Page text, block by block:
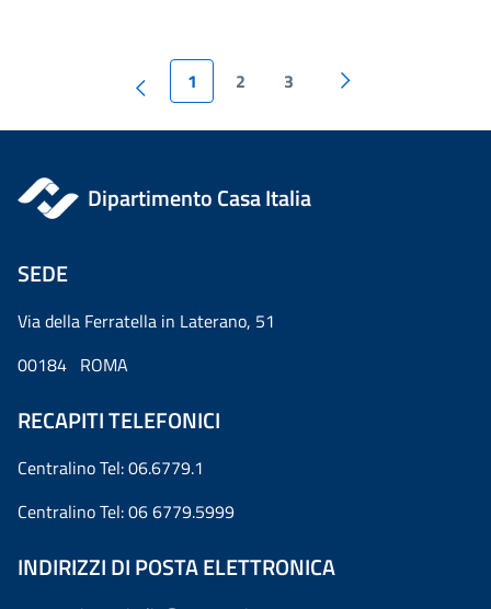
1 2 3
Dipartimento Casa Italia
SEDE
Via della Ferratella in Laterano, 51
00184 ROMA
RECAPITI TELEFONICI
Centralino Tel: 06.6779.1
Centralino Tel: 06 6779.5999
INDIRIZZI DI POSTA ELETTRONICA